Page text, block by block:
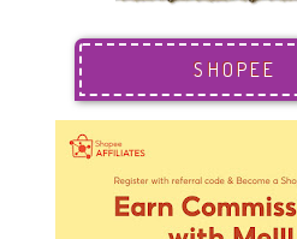
SHOPEE